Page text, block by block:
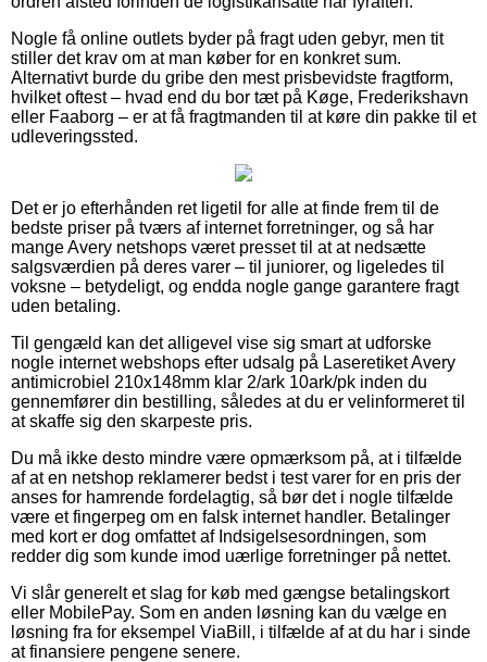
Nogle få online outlets byder på fragt uden gebyr, men tit
stiller det krav om at man køber for en konkret sum.
Alternativt burde du gribe den mest prisbevidste fragtform,
hvilket oftest – hvad end du bor tæt på Køge, Frederikshavn
eller Faaborg – er at få fragtmanden til at køre din pakke til et
udleveringssted.
Det er jo efterhånden ret ligetil for alle at finde frem til de
bedste priser på tværs af internet forretninger, og så har
mange Avery netshops været presset til at at nedsætte
salgsværdien på deres varer – til juniorer, og ligeledes til
voksne – betydeligt, og endda nogle gange garantere fragt
uden betaling.
Til gengæld kan det alligevel vise sig smart at udforske
nogle internet webshops efter udsalg på Laseretiket Avery
antimicrobiel 210x148mm klar 2/ark 10ark/pk inden du
gennemfører din bestilling, således at du er velinformeret til
at skaffe sig den skarpeste pris.
Du må ikke desto mindre være opmærksom på, at i tilfælde
af at en netshop reklamerer bedst i test varer for en pris der
anses for hamrende fordelagtig, så bør det i nogle tilfælde
være et fingerpeg om en falsk internet handler. Betalinger
med kort er dog omfattet af Indsigelsesordningen, som
redder dig som kunde imod uærlige forretninger på nettet.
Vi slår generelt et slag for køb med gængse betalingskort
eller MobilePay. Som en anden løsning kan du vælge en
løsning fra for eksempel ViaBill, i tilfælde af at du har i sinde
at finansiere pengene senere.